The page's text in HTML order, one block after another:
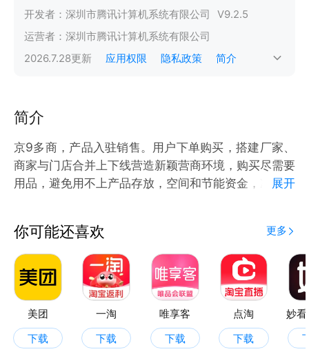
开发者： 深圳市腾讯计算机系统有限公司 V9.2.5
运营者： 深圳市腾讯计算机系统有限公司
2026.7.28更新 应用权限 隐私政策 简介
简介
京9多商，产品入驻销售。用户下单购买，搭建厂家、
商家与门店合并上下线营造新颖营商环境，购买尽需要
用品，避免用不上产品存放，空间和节能资金，准地、
展开
你可能还喜欢 更多
美团
下载
一淘
下载
唯享客
下载
点淘
下载
妙